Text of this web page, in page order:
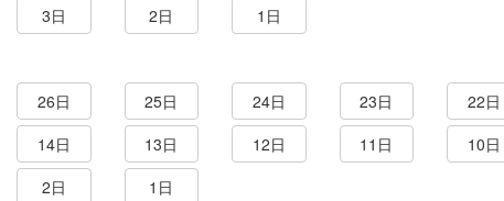
3日 2日 1日
26日 25日 24日 23日 22日
14日 13日 12日 11日 10日
2日 1日